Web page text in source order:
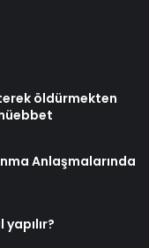
öldürmekten
Anlaşmalarında